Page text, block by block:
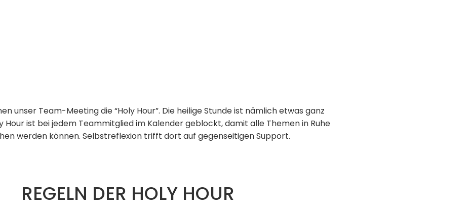
unser Team-Meeting die “Holy Hour”. Die heilige Stunde ist nämlich etwas ganz
Hour ist bei jedem Teammitglied im Kalender geblockt, damit alle Themen in Ruhe
werden können. Selbstreflexion trifft dort auf gegenseitigen Support.
REGELN DER HOLY HOUR